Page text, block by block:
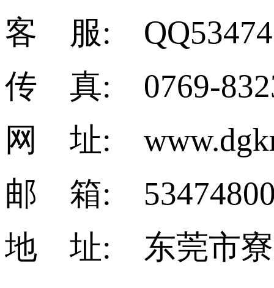
客 服:
传 真: 0769-
网 址:
邮 箱:
地 址: 东莞市寮